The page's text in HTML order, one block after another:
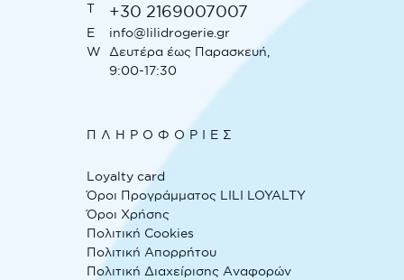
T +30 2169007007
E
info@lilidrogerie.gr
W
Δευτέρα έως Παρασκευή,
9:00-17:30
ΠΛΗΡΟΦΟΡΙΕΣ
Loyalty card
Όροι Προγράμματος LILI LOYALTY
Όροι Χρήσης
Πολιτική Cookies
Πολιτική Απορρήτου
Πολιτική Διαχείρισης Αναφορών